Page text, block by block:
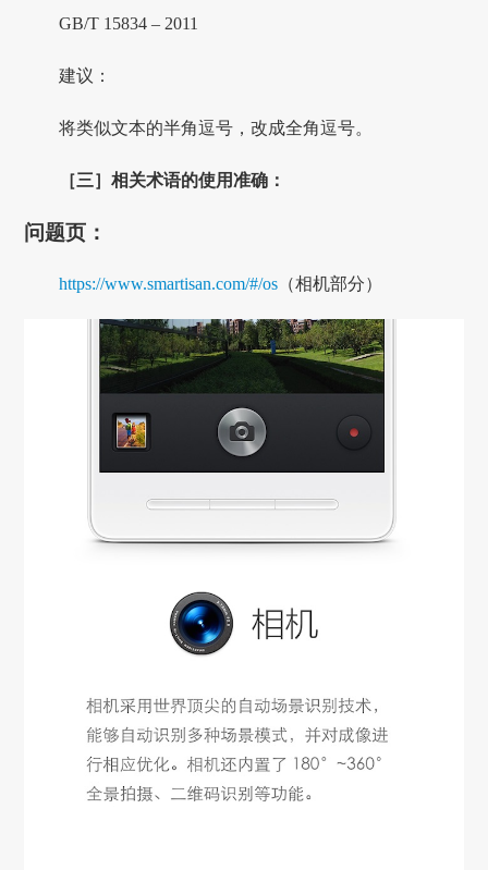
GB/T 15834 – 2011
建议：
将类似文本的半角逗号，改成全角逗号。
［三］相关术语的使用准确：
问题页：
https://www.smartisan.com/#/os （相机部分）